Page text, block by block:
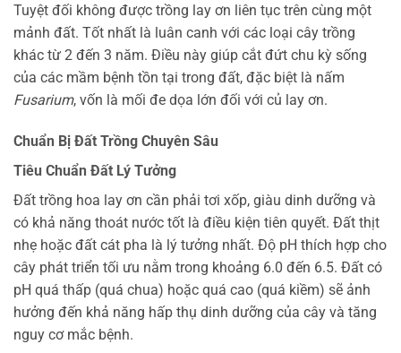
Tuyệt đối không được trồng lay ơn liên tục trên cùng một
mảnh đất. Tốt nhất là luân canh với các loại cây trồng
khác từ 2 đến 3 năm. Điều này giúp cắt đứt chu kỳ sống
của các mầm bệnh tồn tại trong đất, đặc biệt là nấm
Fusarium, vốn là mối đe dọa lớn đối với củ lay ơn.
Chuẩn Bị Đất Trồng Chuyên Sâu
Tiêu Chuẩn Đất Lý Tưởng
Đất trồng hoa lay ơn cần phải tơi xốp, giàu dinh dưỡng và
có khả năng thoát nước tốt là điều kiện tiên quyết. Đất thịt
nhẹ hoặc đất cát pha là lý tưởng nhất. Độ pH thích hợp cho
cây phát triển tối ưu nằm trong khoảng 6.0 đến 6.5. Đất có
pH quá thấp (quá chua) hoặc quá cao (quá kiềm) sẽ ảnh
hưởng đến khả năng hấp thụ dinh dưỡng của cây và tăng
nguy cơ mắc bệnh.